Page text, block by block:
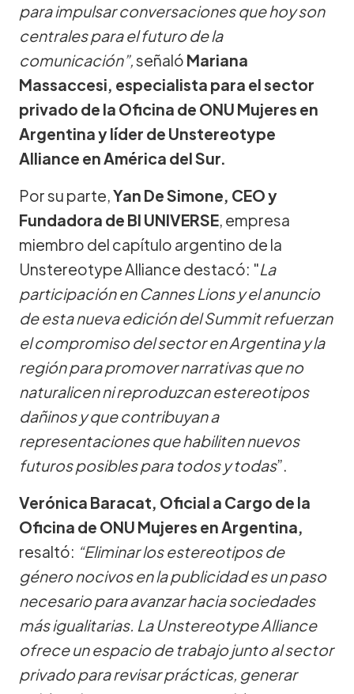
para impulsar conversaciones que hoy son
centrales para el futuro de la
comunicación”,señaló Mariana
Massaccesi, especialista para el sector
privado de la Oficina de ONU Mujeres en
Argentina y líder de Unstereotype
Alliance en América del Sur.
Por su parte, Yan De Simone, CEO y
Fundadora de BI UNIVERSE, empresa
miembro del capítulo argentino de la
Unstereotype Alliance destacó: "La
participación en Cannes Lions y el anuncio
de esta nueva edición del Summit refuerzan
el compromiso del sector en Argentina y la
región para promover narrativas que no
naturalicen ni reproduzcan estereotipos
dañinos y que contribuyan a
representaciones que habiliten nuevos
futuros posibles para todos y todas”.
Verónica Baracat, Oficial a Cargo de la
Oficina de ONU Mujeres en Argentina,
resaltó: “Eliminar los estereotipos de
género nocivos en la publicidad es un paso
necesario para avanzar hacia sociedades
más igualitarias. La Unstereotype Alliance
ofrece un espacio de trabajo junto al sector
privado para revisar prácticas, generar